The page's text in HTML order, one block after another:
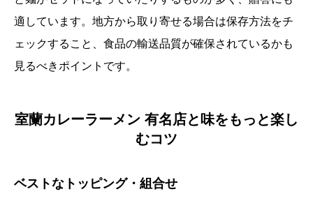
適しています。地方から取り寄せる場合は保存方法をチ
ェックすること、食品の輸送品質が確保されているかも
見るべきポイントです。
室蘭カレーラーメン 有名店と味をもっと楽し
むコツ
ベストなトッピング・組合せ